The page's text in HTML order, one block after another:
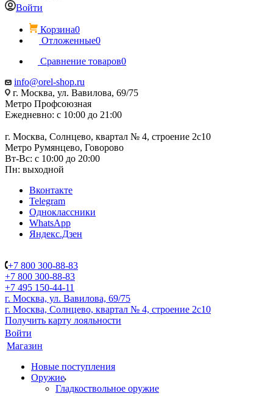
Войти
Корзина0
Отложенные0
Сравнение товаров0
info@orel-shop.ru
г. Москва, ул. Вавилова, 69/75
Метро Профсоюзная
Ежедневно: с 10:00 до 21:00
г. Москва, Солнцево, квартал № 4, строение 2с10
Метро Румянцево, Говорово
Вт-Вс: с 10:00 до 20:00
Пн: выходной
Вконтакте
Telegram
Одноклассники
WhatsApp
Яндекс.Дзен
+7 800 300-88-83
+7 800 300-88-83
+7 495 150-44-11
г. Москва, ул. Вавилова, 69/75
г. Москва, Солнцево, квартал № 4, строение 2с10
Получить карту лояльности
Войти
Магазин
Новые поступления
Оружие
Гладкоствольное оружие